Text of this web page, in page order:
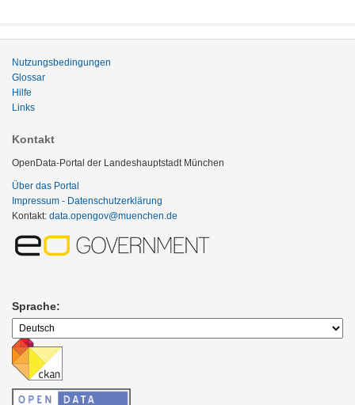
Nutzungsbedingungen
Glossar
Hilfe
Links
Kontakt
OpenData-Portal der Landeshauptstadt München
Über das Portal
Impressum - Datenschutzerklärung
Kontakt: data.opengov@muenchen.de
Sprache